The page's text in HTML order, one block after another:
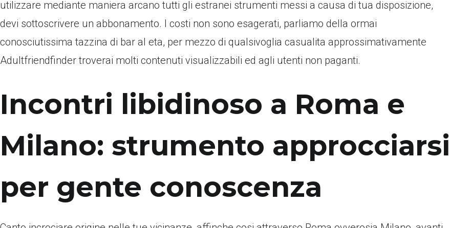
utilizzare mediante maniera arcano tutti gli estranei strumenti messi a causa di tua disposizione,
devi sottoscrivere un abbonamento. I costi non sono esagerati, parliamo della ormai
conosciutissima tazzina di bar al eta, per mezzo di qualsivoglia casualita approssimativamente
Adultfriendfinder troverai molti contenuti visualizzabili ed agli utenti non paganti.
Incontri libidinoso a Roma e
Milano: strumento approcciarsi
per gente conoscenza